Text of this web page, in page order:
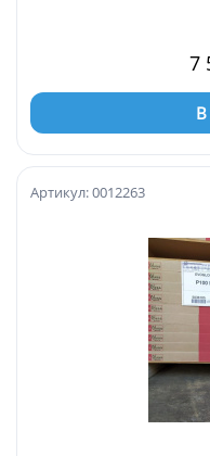
7
В
Артикул: 0012263